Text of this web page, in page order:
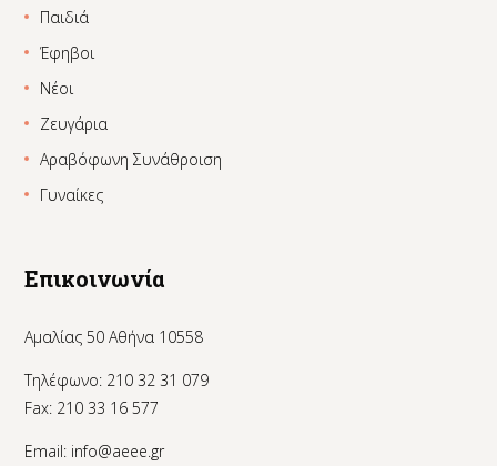
Παιδιά
Έφηβοι
Νέοι
Ζευγάρια
Αραβόφωνη Συνάθροιση
Γυναίκες
Επικοινωνία
Αμαλίας 50 Αθήνα 10558
Τηλέφωνο: 210 32 31 079
Fax: 210 33 16 577
Email: info@aeee.gr